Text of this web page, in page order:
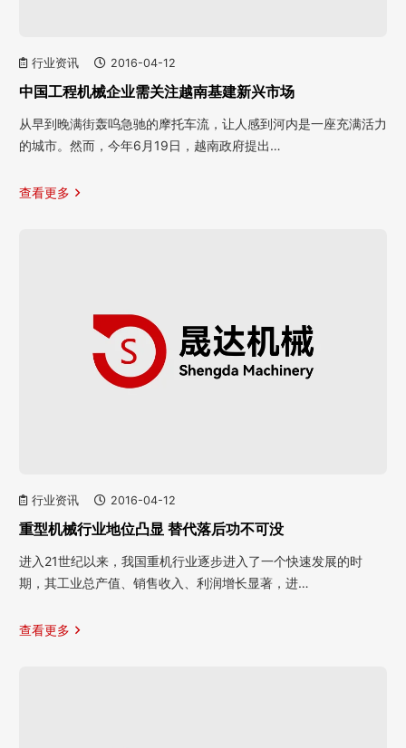
行业资讯 2016-04-12
中国工程机械企业需关注越南基建新兴市场
从早到晚满街轰呜急驰的摩托车流，让人感到河内是一座充满活力
的城市。然而，今年6月19日，越南政府提出…
查看更多
行业资讯 2016-04-12
重型机械行业地位凸显 替代落后功不可没
进入21世纪以来，我国重机行业逐步进入了一个快速发展的时
期，其工业总产值、销售收入、利润增长显著，进…
查看更多